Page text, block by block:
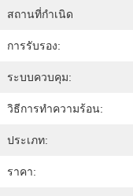
สถานที่กำเนิด
การรับรอง:
ระบบควบคุม:
วิธีการทำความร้อน:
ประเภท:
ราคา: